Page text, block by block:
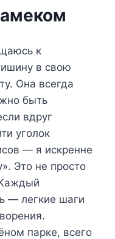
к
в свою
Она всегда
быть
вдруг
уголок
— я искренне
Это не просто
— легкие шаги
парке, всего